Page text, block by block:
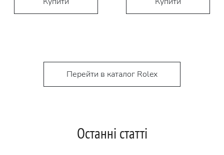
Перейти в каталог Rolex
Останні статті